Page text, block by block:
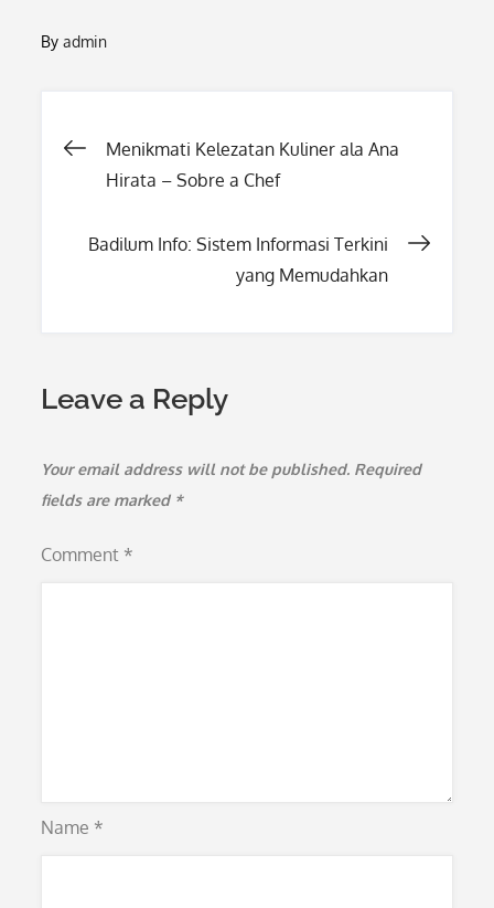
Byadmin
Post
Menikmati Kelezatan Kuliner ala Ana
Hirata – Sobre a Chef
Badilum Info: Sistem Informasi Terkini
yang Memudahkan
Leave a Reply
Your email address will not be published. Required
fields are marked *
Comment *
Name *